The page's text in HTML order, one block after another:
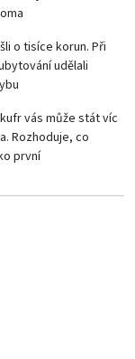
o tisíce korun. Při
udělali
vás může stát víc
Rozhoduje, co
první